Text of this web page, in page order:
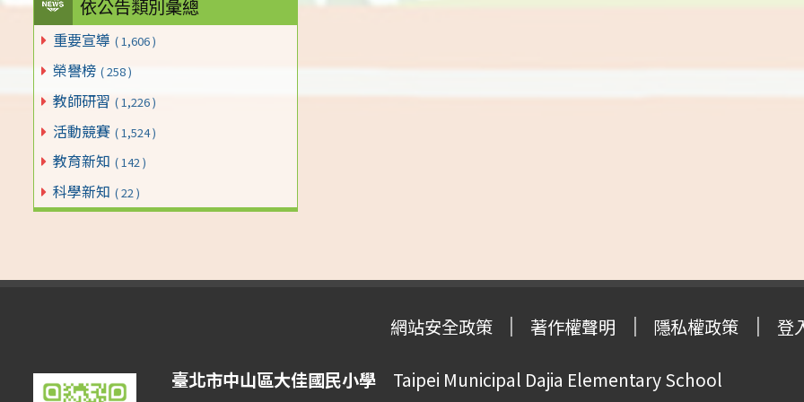
依公告類別彙總
重要宣導 ( 1,606 )
榮譽榜 ( 258 )
教師研習 ( 1,226 )
活動競賽 ( 1,524 )
教育新知 ( 142 )
科學新知 ( 22 )
網站安全政策 著作權聲明 隱私權政策 登
臺北市中山區大佳國民小學Taipei Municipal Dajia Elementary School